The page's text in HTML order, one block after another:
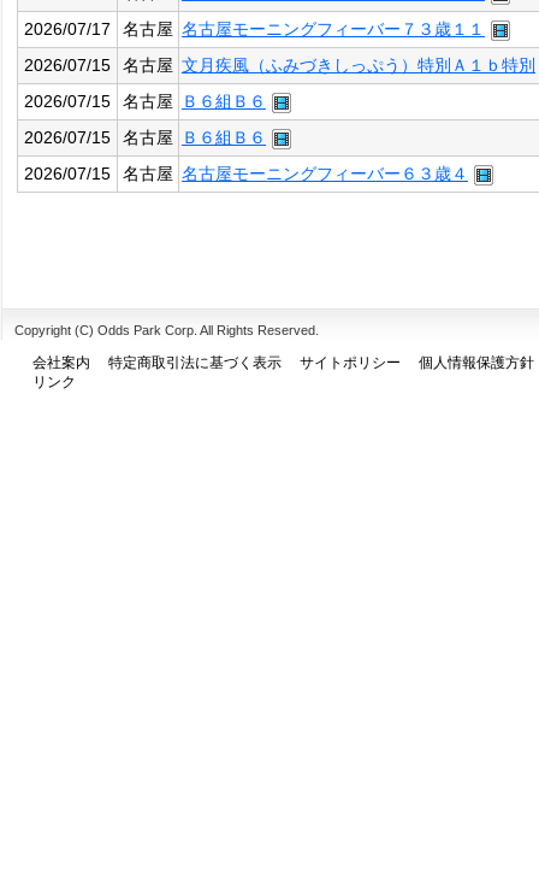
2026/07/17
名古屋 名古屋モーニングフィーバー７３歳１１
2026/07/15
名古屋 文月疾風（ふみづきしっぷう）特別Ａ１ｂ特別
2026/07/15
名古屋
Ｂ６組Ｂ６
2026/07/15
名古屋
Ｂ６組Ｂ６
2026/07/15
名古屋 名古屋モーニングフィーバー６３歳４
Copyright (C) Odds Park Corp. All Rights Reserved.
会社案内 特定商取引法に基づく表示 サイトポリシー
個人情報保護方針
リンク